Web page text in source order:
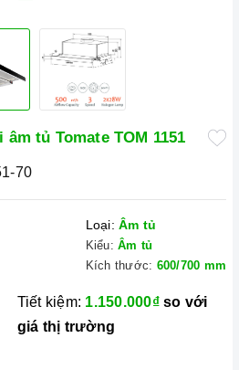
tủ Tomate TOM 1151
70
Loại: Âm tủ
Kiểu: Âm tủ
Kích thước: 600/700 mm
Tiết kiệm: 1.150.000₫ so với
giá thị trường